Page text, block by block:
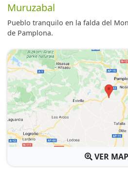
Muruzabal
Pueblo tranquilo en la falda del
de Pamplona.
VER